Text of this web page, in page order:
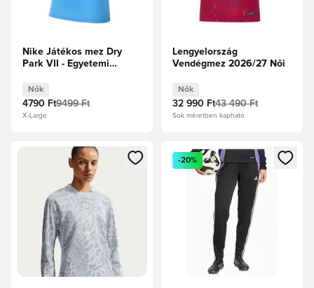
Nike Játékos mez Dry
Park VII - Egyetemi
Nők
4790 Ft9499 Ft
X-Large
Lengyelország
Vendégmez 2026/27 Női
Nők
32 990 Ft43 490 Ft
Sok méretben kapható
Megnyit egy modált a bejelentkezéshez vagy a tagként
Megnyit egy modált a
-20%